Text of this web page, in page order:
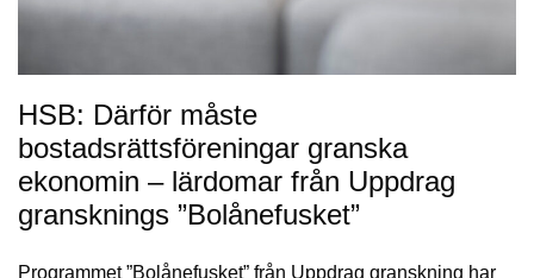
HSB: Därför måste
bostadsrättsföreningar granska
ekonomin – lärdomar från Uppdrag
gransknings ”Bolånefusket”
Programmet ”Bolånefusket” från Uppdrag granskning har